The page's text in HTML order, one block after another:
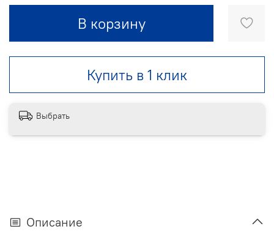
В корзину
Купить в 1 клик
Выбрать
Описание